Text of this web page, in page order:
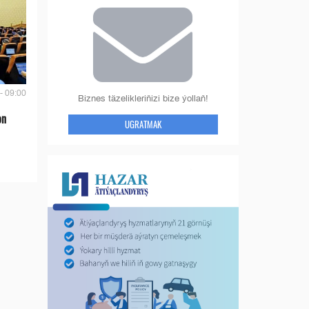
09:00
Biznes täzelikleriňizi bize ýollaň!
UGRATMAK